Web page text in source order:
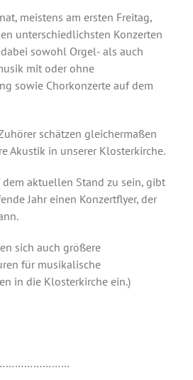
meistens am ersten Freitag,
unterschiedlichsten Konzerten
sowohl Orgel- als auch
mit oder ohne
sowie Chorkonzerte auf dem
schätzen gleichermaßen
Akustik in unserer Klosterkirche.
dem aktuellen Stand zu sein, gibt
Jahr einen Konzertflyer, der
sich auch größere
für musikalische
in die Klosterkirche ein.)